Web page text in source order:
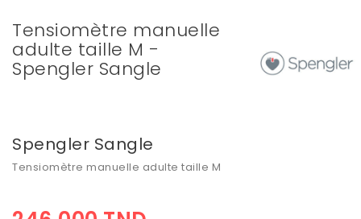
Tensiomètre manuelle
adulte taille M -
Spengler Sangle
Spengler Sangle
Tensiomètre manuelle adulte taille M